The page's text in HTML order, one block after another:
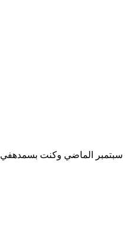
سبتمبر الماضي وكنت بسمدهفي